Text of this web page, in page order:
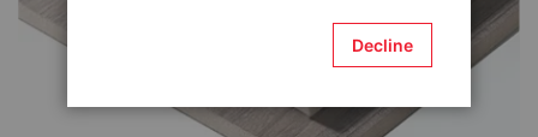
Decline